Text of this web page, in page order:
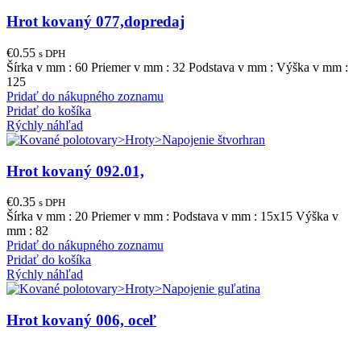
Hrot kovaný 077,dopredaj
€0.55 s DPH
Šírka v mm : 60 Priemer v mm : 32 Podstava v mm : Výška v mm :
125
Pridať do nákupného zoznamu
Pridať do košíka
Rýchly náhľad
Hrot kovaný 092.01,
€0.35 s DPH
Šírka v mm : 20 Priemer v mm : Podstava v mm : 15x15 Výška v
mm : 82
Pridať do nákupného zoznamu
Pridať do košíka
Rýchly náhľad
Hrot kovaný 006, oceľ